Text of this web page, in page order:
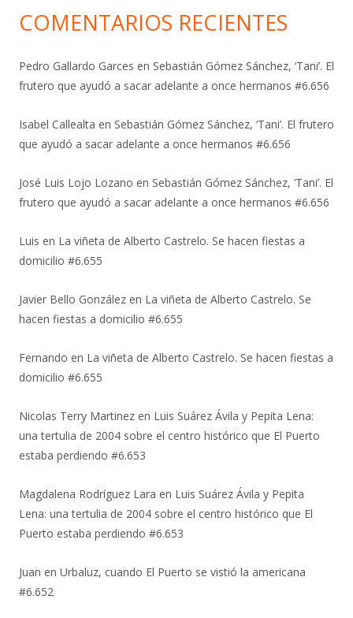
COMENTARIOS RECIENTES
Pedro Gallardo Garces en Sebastián Gómez Sánchez, ‘Tani’. El
frutero que ayudó a sacar adelante a once hermanos #6.656
Isabel Callealta en Sebastián Gómez Sánchez, ‘Tani’. El frutero
que ayudó a sacar adelante a once hermanos #6.656
José Luis Lojo Lozano en Sebastián Gómez Sánchez, ‘Tani’. El
frutero que ayudó a sacar adelante a once hermanos #6.656
Luis en La viñeta de Alberto Castrelo. Se hacen fiestas a
domicilio #6.655
Javier Bello González en La viñeta de Alberto Castrelo. Se
hacen fiestas a domicilio #6.655
Fernando en La viñeta de Alberto Castrelo. Se hacen fiestas a
domicilio #6.655
Nicolas Terry Martinez en Luis Suárez Ávila y Pepita Lena:
una tertulia de 2004 sobre el centro histórico que El Puerto
estaba perdiendo #6.653
Magdalena Rodríguez Lara en Luis Suárez Ávila y Pepita
Lena: una tertulia de 2004 sobre el centro histórico que El
Puerto estaba perdiendo #6.653
Juan en Urbaluz, cuando El Puerto se vistió la americana
#6.652